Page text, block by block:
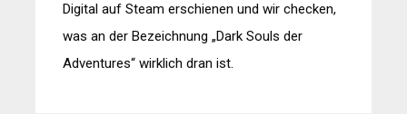
Digital auf Steam erschienen und wir checken,
was an der Bezeichnung „Dark Souls der
Adventures“ wirklich dran ist.